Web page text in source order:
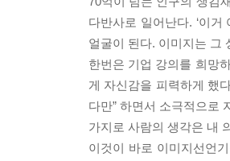
어이없는 언어자폭 실
4. 관점전환 - 비틀어 보면 ‘
관점전환기술 사용법 ①
다반사로 일어난다. ‘이
얼굴이 된다. 이미지는 그
한번은 기업 강의를 희망
게 자신감을 피력하게 했
다만” 하면서 소극적으로
가지로 사람의 생각은 내
이것이 바로 이미지선언